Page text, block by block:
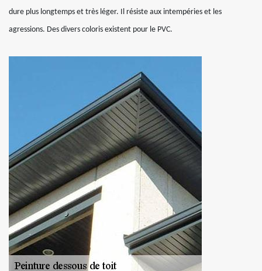
dure plus longtemps et très léger. Il résiste aux intempéries et les
agressions. Des divers coloris existent pour le PVC.